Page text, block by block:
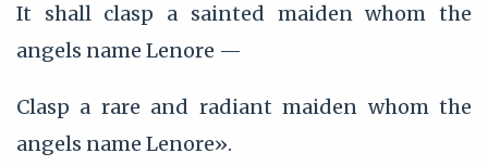
It shall clasp a sainted maiden whom the
angels name Lenore —
Clasp a rare and radiant maiden whom the
angels name Lenore».